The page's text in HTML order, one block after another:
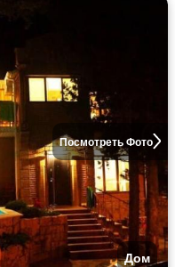
Посмотреть Фото
Дом